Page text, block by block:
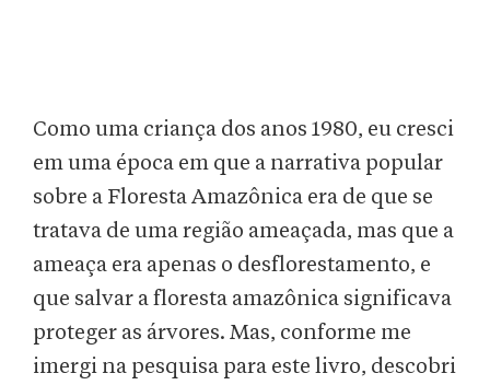
Como uma criança dos anos 1980, eu cresci
em uma época em que a narrativa popular
sobre a Floresta Amazônica era de que se
tratava de uma região ameaçada, mas que a
ameaça era apenas o desflorestamento, e
que salvar a floresta amazônica significava
proteger as árvores. Mas, conforme me
imergi na pesquisa para este livro, descobri